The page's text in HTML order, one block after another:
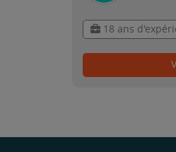
18 ans